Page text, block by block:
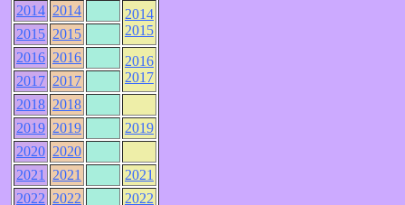
2014 2014
2014
2015
2015 2015
2016 2016
2016
2017
2017 2017
2018 2018
2019 2019
2019
2020 2020
2021
2021
2021
2022 2022
2022